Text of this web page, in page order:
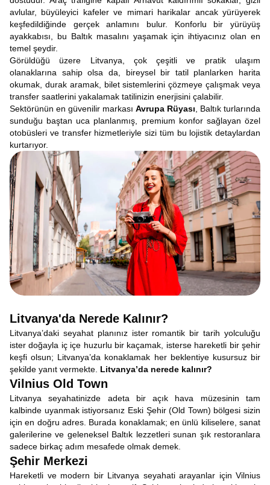
avlular, büyüleyici kafeler ve mimari harikalar ancak yürüyerek
keşfedildiğinde gerçek anlamını bulur. Konforlu bir yürüyüş
ayakkabısı, bu Baltık masalını yaşamak için ihtiyacınız olan en
temel şeydir.
Görüldüğü üzere Litvanya, çok çeşitli ve pratik ulaşım
olanaklarına sahip olsa da, bireysel bir tatil planlarken harita
okumak, durak aramak, bilet sistemlerini çözmeye çalışmak veya
transfer saatlerini yakalamak tatilinizin enerjisini çalabilir.
Sektörünün en güvenilir markası Avrupa Rüyası , Baltık turlarında
sunduğu baştan uca planlanmış, premium konfor sağlayan özel
otobüsleri ve transfer hizmetleriyle sizi tüm bu lojistik detaylardan
kurtarıyor.
Litvanya'da Nerede Kalınır?
Litvanya’daki seyahat planınız ister romantik bir tarih yolculuğu
ister doğayla iç içe huzurlu bir kaçamak, isterse hareketli bir şehir
keşfi olsun; Litvanya’da konaklamak her beklentiye kusursuz bir
şekilde yanıt vermekte. Litvanya’da nerede kalınır?
Vilnius Old Town
Litvanya seyahatinizde adeta bir açık hava müzesinin tam
kalbinde uyanmak istiyorsanız Eski Şehir (Old Town) bölgesi sizin
için en doğru adres. Burada konaklamak; en ünlü kiliselere, sanat
galerilerine ve geleneksel Baltık lezzetleri sunan şık restoranlara
sadece birkaç adım mesafede olmak demek.
Şehir Merkezi
Hareketli ve modern bir Litvanya seyahati arayanlar için Vilnius